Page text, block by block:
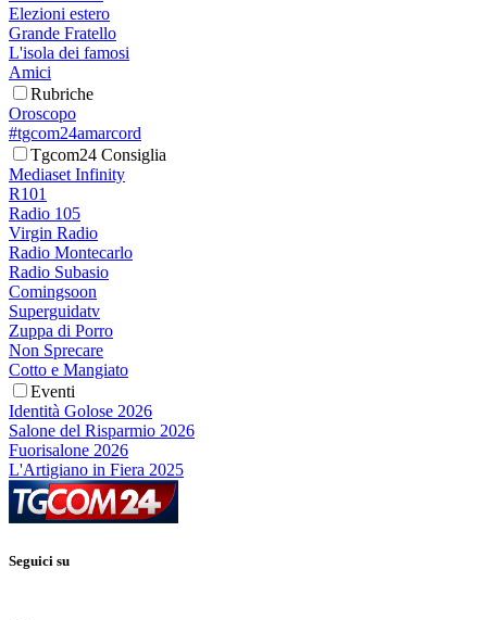
Elezioni estero
Grande Fratello
L'isola dei famosi
Amici
Rubriche
Oroscopo
#tgcom24amarcord
Tgcom24 Consiglia
Mediaset Infinity
R101
Radio 105
Virgin Radio
Radio Montecarlo
Radio Subasio
Comingsoon
Superguidatv
Zuppa di Porro
Non Sprecare
Cotto e Mangiato
Eventi
Identità Golose 2026
Salone del Risparmio 2026
Fuorisalone 2026
L'Artigiano in Fiera 2025
Seguici su